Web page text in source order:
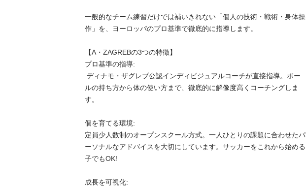
​一般的なチーム練習だけでは補いきれない「個人の技術・戦術・身体操
作」を、ヨーロッパのプロ基準で徹底的に指導します。
​【A・ZAGREBの3つの特徴】
​プロ基準の指導:
ルの持ち方から体の使い方まで、徹底的に解像度高くコーチングしま
す。
​個を育てる環境:
定員少人数制のオープンスクール方式。一人ひとりの課題に合わせたパ
ーソナルなアドバイスを大切にしています。サッカーをこれから始める
子でもOK!
​成長を可視化: